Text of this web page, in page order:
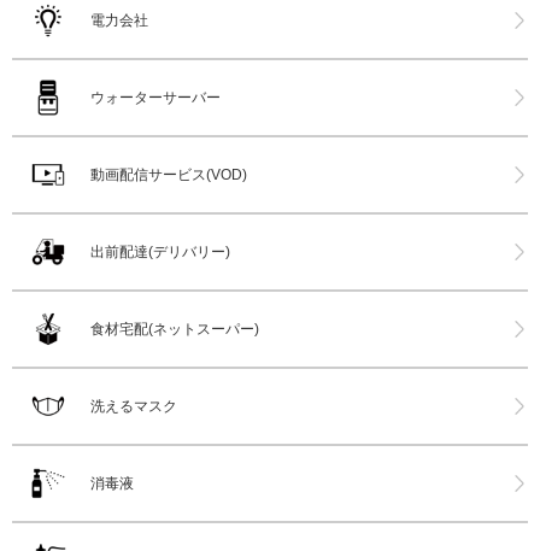
電力会社
ウォーターサーバー
動画配信サービス(VOD)
出前配達(デリバリー)
食材宅配(ネットスーパー)
洗えるマスク
消毒液